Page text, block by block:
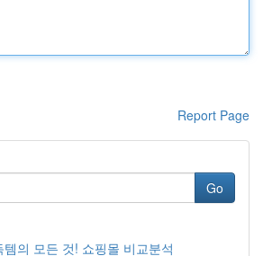
Report Page
Go
템의 모든 것! 쇼핑몰 비교분석